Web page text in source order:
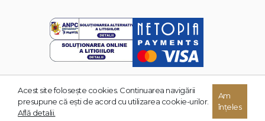
© 2026 Grupul Editorial TREI. Toate drepturile rezervate.
Acest site foloseşte cookies. Continuarea navigării
presupune că eşti de acord cu utilizarea cookie-urilor.
Află detalii.
Am
înțeles